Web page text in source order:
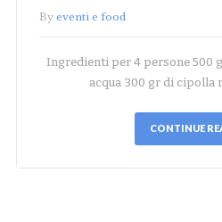
By eventi e food
Ingredienti per 4 persone 500
acqua 300 gr di cipolla
CONTINUE